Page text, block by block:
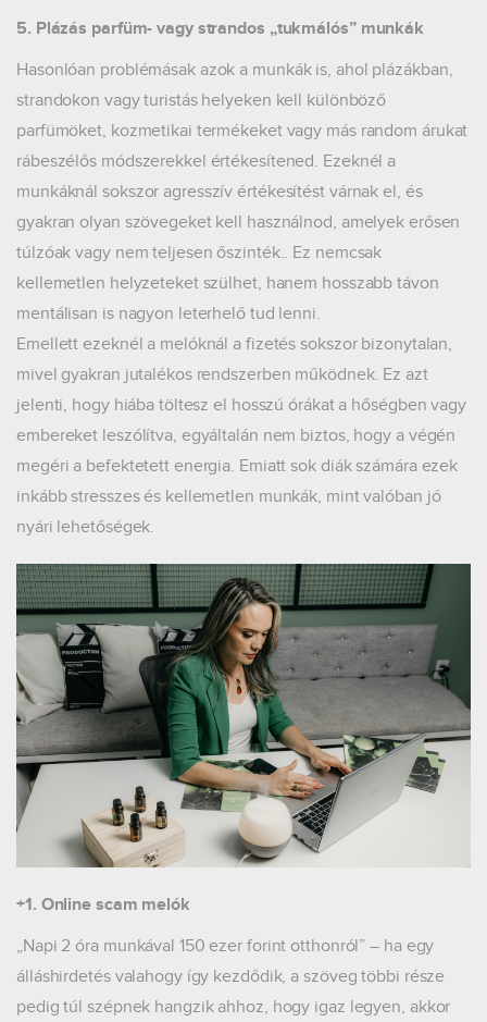
5. Plázás parfüm- vagy strandos „tukmálós” munkák
Hasonlóan problémásak azok a munkák is, ahol plázákban,
strandokon vagy turistás helyeken kell különböző
parfümöket, kozmetikai termékeket vagy más random árukat
rábeszélős módszerekkel értékesítened. Ezeknél a
munkáknál sokszor agresszív értékesítést várnak el, és
gyakran olyan szövegeket kell használnod, amelyek erősen
túlzóak vagy nem teljesen őszinték.. Ez nemcsak
kellemetlen helyzeteket szülhet, hanem hosszabb távon
mentálisan is nagyon leterhelő tud lenni.
Emellett ezeknél a melóknál a fizetés sokszor bizonytalan,
mivel gyakran jutalékos rendszerben működnek. Ez azt
jelenti, hogy hiába töltesz el hosszú órákat a hőségben vagy
embereket leszólítva, egyáltalán nem biztos, hogy a végén
megéri a befektetett energia. Emiatt sok diák számára ezek
inkább stresszes és kellemetlen munkák, mint valóban jó
nyári lehetőségek.
+1. Online scam melók
„Napi 2 óra munkával 150 ezer forint otthonról” – ha egy
álláshirdetés valahogy így kezdődik, a szöveg többi része
pedig túl szépnek hangzik ahhoz, hogy igaz legyen, akkor